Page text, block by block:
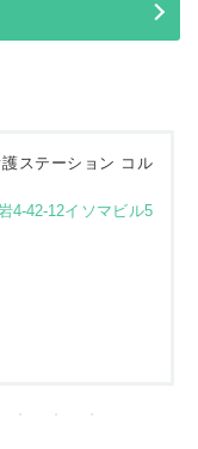
ステーション コル
4-42-12イソマビル5